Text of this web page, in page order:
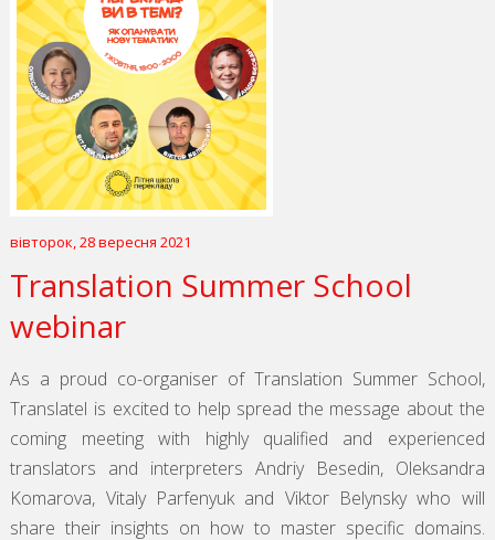
вівторок, 28 вересня 2021
Translation Summer School
webinar
As a proud co-organiser of Translation Summer School,
Translatel is excited to help spread the message about the
coming meeting with highly qualified and experienced
translators and interpreters Andriy Besedin, Oleksandra
Komarova, Vitaly Parfenyuk and Viktor Belynsky who will
share their insights on how to master specific domains.